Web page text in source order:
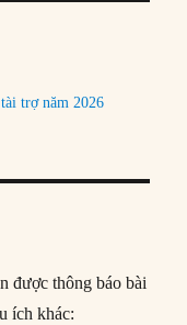
trợ năm 2026
được thông báo bài
ích khác: